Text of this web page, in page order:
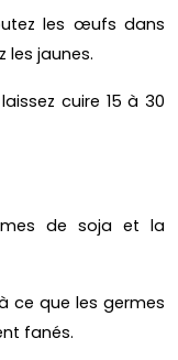
les œufs dans
les jaunes.
cuire 15 à 30
de soja et la
ce que les germes
fanés.